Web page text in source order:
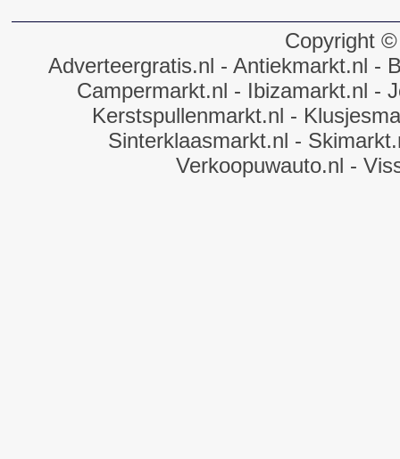
Copyright
Adverteergratis.nl - Antiekmarkt.nl -
Campermarkt.nl - Ibizamarkt.nl -
Kerstspullenmarkt.nl -
Sinterklaasmarkt.nl -
Verkoopuwauto.nl -